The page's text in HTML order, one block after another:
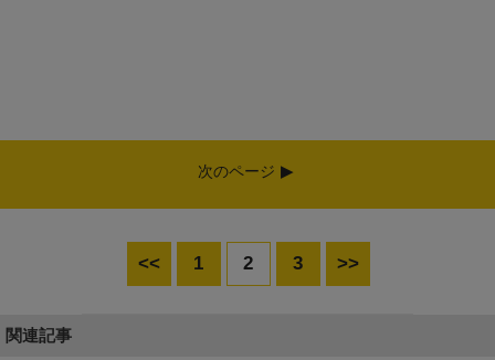
次のページ
<< 1 2 3 >>
関連記事